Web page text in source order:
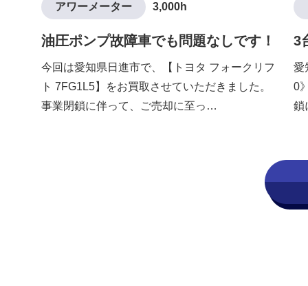
アワーメーター 3,000h
油圧ポンプ故障車でも問題なしです！
今回は愛知県日進市で、【トヨタ フォークリフ
ト 7FG1L5】をお買取させていただきました。
事業閉鎖に伴って、ご売却に至っ…
3
愛
0
鎖